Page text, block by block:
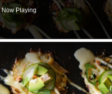
Now Playing